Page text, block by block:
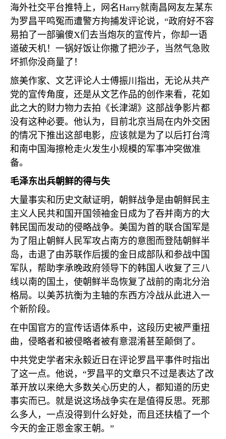
海外社交平台推特上，网名Harry就南昌网友左某东
为罗昌平鸣冤而遭警方拘捕发评论说，“政府好不容
易拍了一部骗傻X们去当炮灰的宣传片，你却一语
道破天机！一锅好饭让你撒了把沙子，当然气急败
坏抓你没商量了！
旅美作家、文艺评论人士傅振川指出，无论从共产
党的宣传角度，还是从文艺作品的创作来看，花如
此之大的财力物力去拍《长津湖》这部战争影片都
没有这种必要。他认为，目前北京当局在内外交困
的情况下推出这部电影，应该就是为了以后打台湾
和南中国海擦枪走火发生小规模的军事冲突做准
备。
毛泽东出兵朝鲜的得与失
大量事实和历史文献证明，朝鲜战争是由朝鲜民主
主义人民共和国开国领袖金日成为了吞并南方的大
韩民国而发动的侵略战争。美国为首的联合国军是
为了阻止朝鲜人民军攻占南方的意图而登陆朝鲜半
岛，击退了由苏联作后援的金日成部队和参战中国
军队，帮助李承晚政府领导下的韩国人收复了三八
线以南的国土，使朝鲜半岛恢复了战前的南北分治
格局。以美苏抗衡为主轴的东西方冷战从此进入一
个新阶段。
在中国官方的宣传话语体系中，这段历史被严重扭
曲，侵略者和被侵略者被有意混淆甚至颠倒了。
中共党史学者宋永毅近日在评论罗昌平事件时指出
了这一点。他说，“罗昌平的文章只不过是表达了改
革开放以来绝大多数关心历史的人，都知道的历史
事实而已。就是说这场战争实在是值得反思。死那
么多人，一点没得到什么好处，而且还扶植了一个
今天的金正恩金家王朝。”